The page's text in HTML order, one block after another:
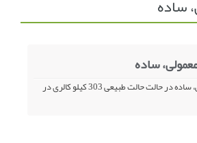
اپلیکیشن بارداری و کودک اوماساده
ساده
کالری چیز برگر معمولی، ساده در حالت حالت طبیعی 303 کیلو کالری در